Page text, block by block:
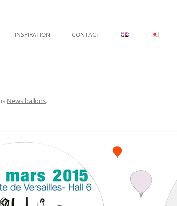
INSPIRATION CONTACT
News ballons.